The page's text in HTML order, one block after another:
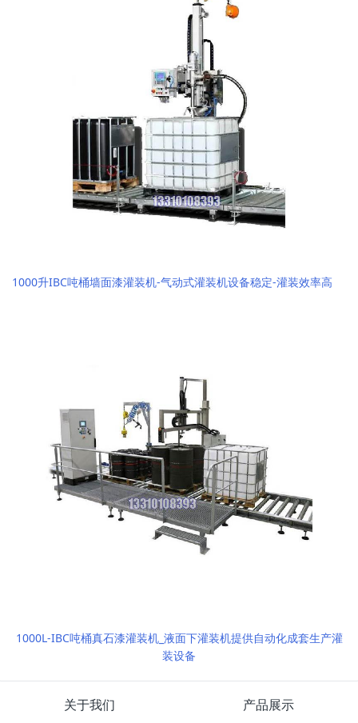
1000升IBC吨桶墙面漆灌装机-气动式灌装机设备稳定-灌装效率高
1000L-IBC吨桶真石漆灌装机_液面下灌装机提供自动化成套生产灌
装设备
关于我们 产品展示